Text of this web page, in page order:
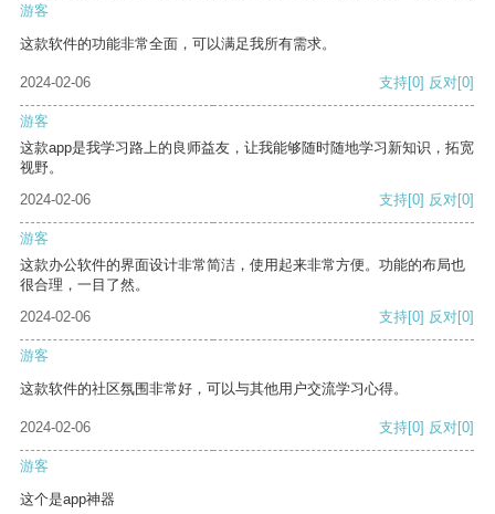
游客
这款软件的功能非常全面，可以满足我所有需求。
2024-02-06 支持[0] 反对[0]
游客
这款app是我学习路上的良师益友，让我能够随时随地学习新知识，拓宽
视野。
2024-02-06
支持[0] 反对[0]
游客
这款办公软件的界面设计非常简洁，使用起来非常方便。功能的布局也
很合理，一目了然。
2024-02-06
支持[0] 反对[0]
游客
这款软件的社区氛围非常好，可以与其他用户交流学习心得。
2024-02-06 支持[0] 反对[0]
游客
这个是app神器